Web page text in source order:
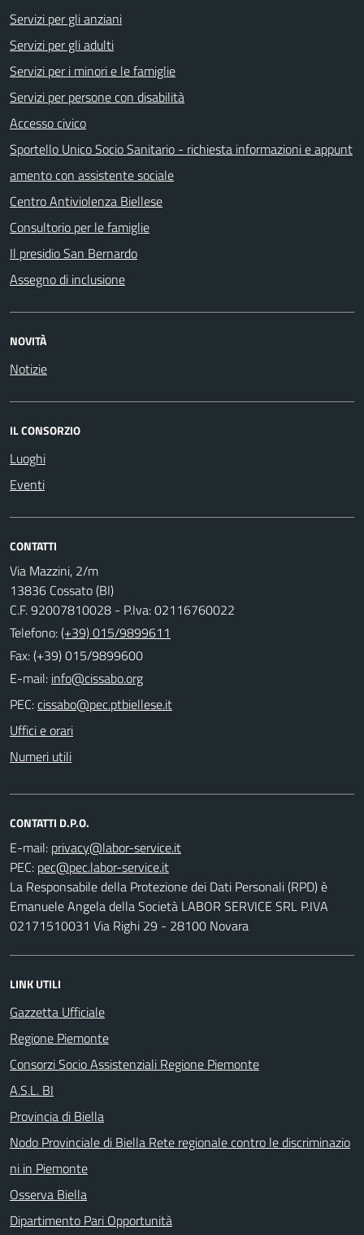
Servizi per gli anziani
Servizi per gli adulti
Servizi per i minori e le famiglie
Servizi per persone con disabilità
Accesso civico
Sportello Unico Socio Sanitario - richiesta informazioni e appunt
amento con assistente sociale
Centro Antiviolenza Biellese
Consultorio per le famiglie
Il presidio San Bernardo
Assegno di inclusione
NOVITÀ
Notizie
IL CONSORZIO
Luoghi
Eventi
CONTATTI
Via Mazzini, 2/m
13836 Cossato (BI)
C.F. 92007810028 - P.Iva: 02116760022
Telefono:(+39) 015/9899611
Fax: (+39) 015/9899600
E-mail:
PEC:
Uffici e orari
Numeri utili
CONTATTI D.P.O.
E-mail:
PEC:
La Responsabile della Protezione dei Dati Personali (RPD) è
Emanuele Angela della Società LABOR SERVICE SRL P.IVA
02171510031 Via Righi 29 - 28100 Novara
LINK UTILI
Gazzetta Ufficiale
Regione Piemonte
Consorzi Socio Assistenziali Regione Piemonte
A.S.L. BI
Provincia di Biella
Nodo Provinciale di Biella Rete regionale contro le discriminazio
ni in Piemonte
Osserva Biella
Dipartimento Pari Opportunità